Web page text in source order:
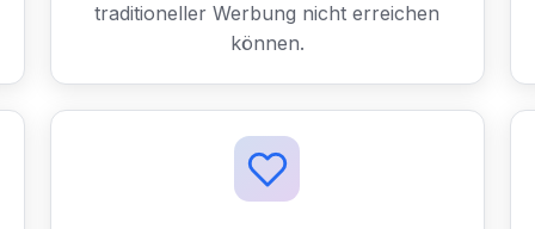
traditioneller Werbung nicht erreichen
können.